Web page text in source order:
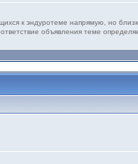
к эндуротеме напрямую, но
объявления теме